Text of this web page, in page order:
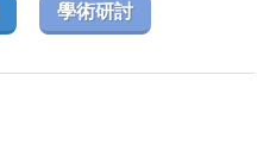
學術研討